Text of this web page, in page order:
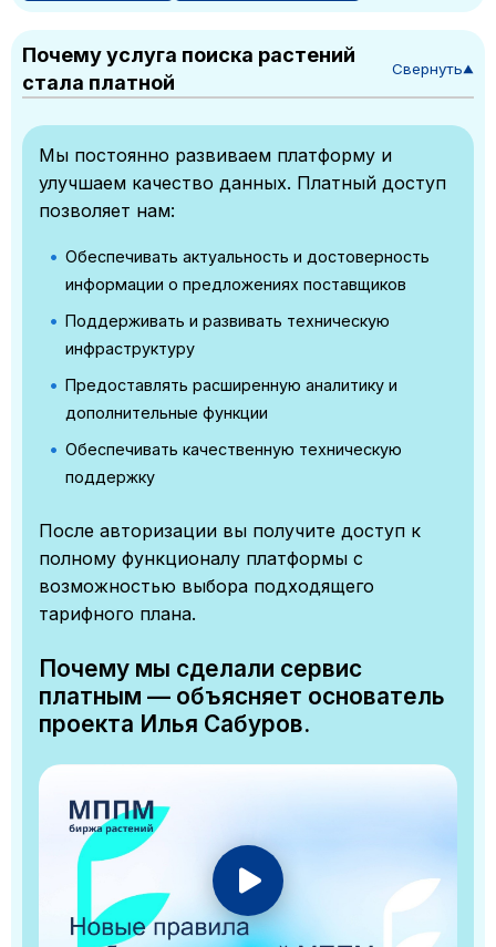
Почему услуга поиска растений
стала платной
Свернуть▼
Мы постоянно развиваем платформу и
улучшаем качество данных. Платный доступ
позволяет нам:
Обеспечивать актуальность и достоверность
информации о предложениях поставщиков
Поддерживать и развивать техническую
инфраструктуру
Предоставлять расширенную аналитику и
дополнительные функции
Обеспечивать качественную техническую
поддержку
После авторизации вы получите доступ к
полному функционалу платформы с
возможностью выбора подходящего
тарифного плана.
Почему мы сделали сервис
платным — объясняет основатель
проекта Илья Сабуров.